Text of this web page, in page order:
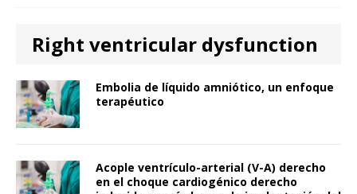
Right ventricular dysfunction
Embolia de líquido amniótico, un enfoque
terapéutico
Acople ventrículo-arterial (V-A) derecho
en el choque cardiogénico derecho